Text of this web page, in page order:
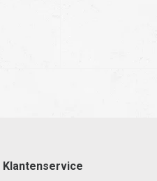
Klantenservice